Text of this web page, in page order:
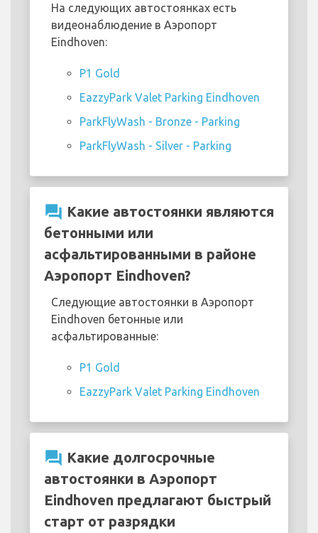
На следующих автостоянках есть
видеонаблюдение в Аэропорт
Eindhoven:
P1 Gold
EazzyPark Valet Parking Eindhoven
ParkFlyWash - Bronze - Parking
ParkFlyWash - Silver - Parking
question_answer Какие автостоянки являются
бетонными или
асфальтированными в районе
Аэропорт Eindhoven?
Следующие автостоянки в Аэропорт
Eindhoven бетонные или
асфальтированные:
P1 Gold
EazzyPark Valet Parking Eindhoven
question_answer Какие долгосрочные
автостоянки в Аэропорт
Eindhoven предлагают быстрый
старт от разрядки